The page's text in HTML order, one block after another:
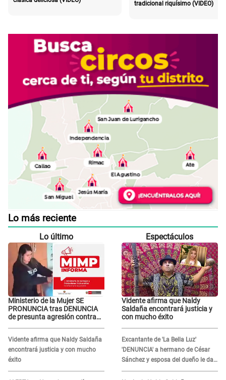
tradicional riquísimo (VIDEO)
Lo más reciente
Lo último
Ministerio de la Mujer SE
PRONUNCIA tras DENUNCIA
de presunta agresión contra
Vidente afirma que Naldy Saldaña
encontrará justicia y con mucho
éxito
Espectáculos
Vidente afirma que Naldy
Saldaña encontrará justicia y
con mucho éxito
Excantante de 'La Bella Luz'
'DENUNCIA' a hermano de César
Sánchez y esposa del dueño le da
INDIGNANTE respuesta: "Ellos son